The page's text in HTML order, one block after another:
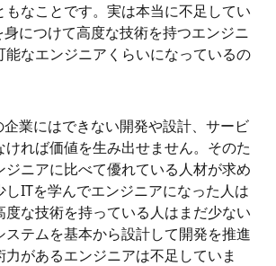
もなことです。実は本当に不足してい
につけて高度な技術を持つエンジニ
能なエンジニアくらいになっているの
業にはできない開発や設計、サービ
ければ価値を生み出せません。そのた
ジニアに比べて優れている人材が求め
しITを学んでエンジニアになった人は
度な技術を持っている人はまだ少ない
ステムを基本から設計して開発を推進
があるエンジニアは不足していま